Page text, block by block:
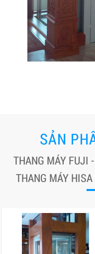
SẢN
THANG MÁY FUJI
THANG MÁY